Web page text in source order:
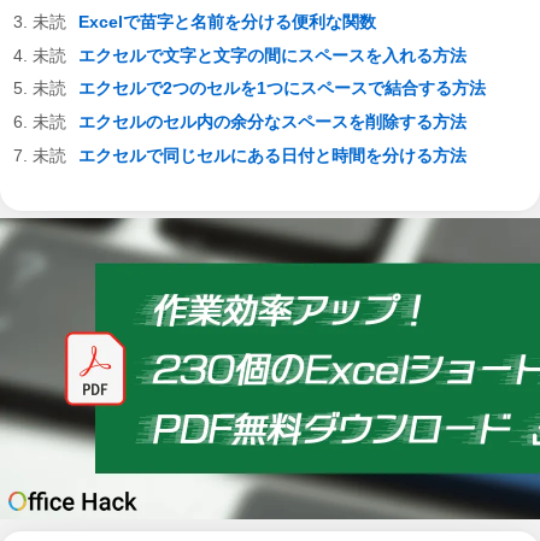
Excelで苗字と名前を分ける便利な関数
エクセルで文字と文字の間にスペースを入れる方法
エクセルで2つのセルを1つにスペースで結合する方法
エクセルのセル内の余分なスペースを削除する方法
エクセルで同じセルにある日付と時間を分ける方法